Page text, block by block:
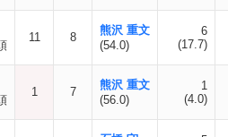
11 8
熊沢 重文
(54.0)
6
(17.7)
1 7
熊沢 重文
(56.0)
1
(4.0)